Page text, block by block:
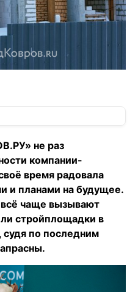
не раз
компании-
время радовала
и планами на будущее.
чаще вызывают
ли стройплощадки в
по последним